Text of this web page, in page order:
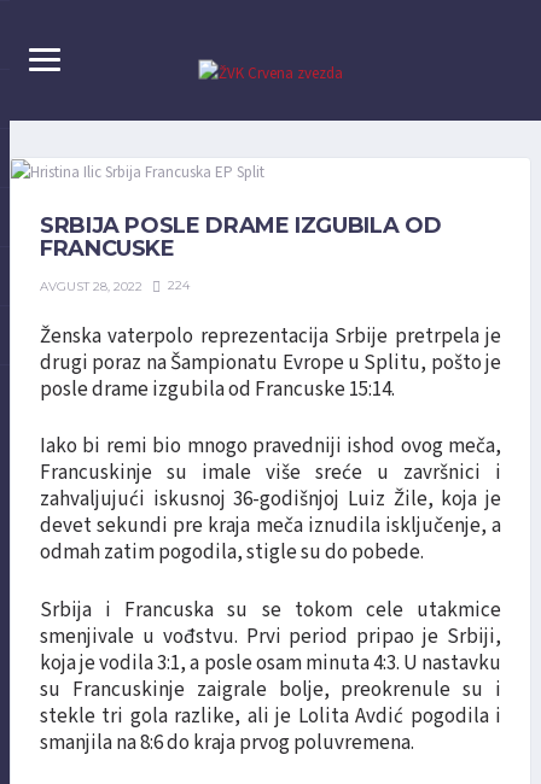
SRBIJA POSLE DRAME IZGUBILA OD
FRANCUSKE
AVGUST 28, 2022 224
Ženska vaterpolo reprezentacija Srbije pretrpela je
drugi poraz na Šampionatu Evrope u Splitu, pošto je
posle drame izgubila od Francuske 15:14.
Iako bi remi bio mnogo pravedniji ishod ovog meča,
Francuskinje su imale više sreće u završnici i
zahvaljujući iskusnoj 36-godišnjoj Luiz Žile, koja je
devet sekundi pre kraja meča iznudila isključenje, a
odmah zatim pogodila, stigle su do pobede.
Srbija i Francuska su se tokom cele utakmice
smenjivale u vođstvu. Prvi period pripao je Srbiji,
koja je vodila 3:1, a posle osam minuta 4:3. U nastavku
su Francuskinje zaigrale bolje, preokrenule su i
stekle tri gola razlike, ali je Lolita Avdić pogodila i
smanjila na 8:6 do kraja prvog poluvremena.